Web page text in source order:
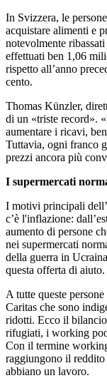
In Svizzera, le
acquistare alimenti e
notevolmente
effettuati ben 1,06
rispetto all’anno
cento.
Thomas Künzler,
di un «triste record».
aumentare i ricavi,
Tuttavia, ogni franco
prezzi ancora più
I supermercati
I motivi principali
c’è l'inflazione:
aumento di persone
nei supermercati
della guerra in
questa offerta di aiuto.
A tutte queste
Caritas che sono
ridotti. Ecco il
rifugiati, i working
Con il termine
raggiungono il reddito
abbiano un lavoro.